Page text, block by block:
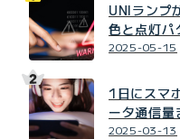
UNIランプ
色と点灯パ
2025-05-15
1日にスマ
ータ通信量
2025-03-13